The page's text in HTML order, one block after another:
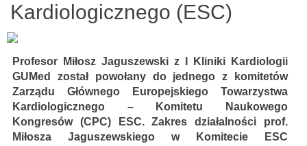
Kardiologicznego (ESC)
Profesor Miłosz Jaguszewski z I Kliniki Kardiologii
GUMed został powołany do jednego z komitetów
Zarządu Głównego Europejskiego Towarzystwa
Kardiologicznego – Komitetu Naukowego
Kongresów (CPC) ESC. Zakres działalności prof.
Miłosza Jaguszewskiego w Komitecie ESC